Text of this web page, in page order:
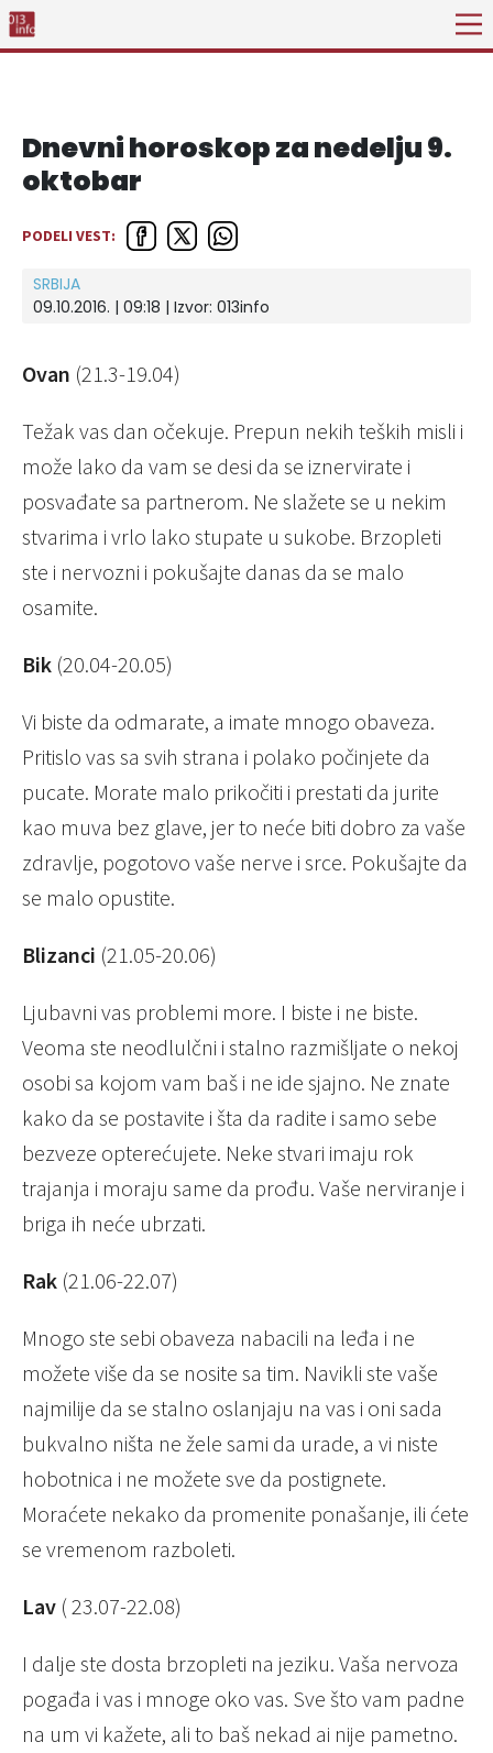
Dnevni horoskop za nedelju 9.
oktobar
PODELI VEST:
SRBIJA
09.10.2016. | 09:18 | Izvor: 013info
Ovan (21.3-19.04)
Težak vas dan očekuje. Prepun nekih teških misli i
može lako da vam se desi da se iznervirate i
posvađate sa partnerom. Ne slažete se u nekim
stvarima i vrlo lako stupate u sukobe. Brzopleti
ste i nervozni i pokušajte danas da se malo
osamite.
Bik (20.04-20.05)
Vi biste da odmarate, a imate mnogo obaveza.
Pritislo vas sa svih strana i polako počinjete da
pucate. Morate malo prikočiti i prestati da jurite
kao muva bez glave, jer to neće biti dobro za vaše
zdravlje, pogotovo vaše nerve i srce. Pokušajte da
se malo opustite.
Blizanci (21.05-20.06)
Ljubavni vas problemi more. I biste i ne biste.
Veoma ste neodlulčni i stalno razmišljate o nekoj
osobi sa kojom vam baš i ne ide sjajno. Ne znate
kako da se postavite i šta da radite i samo sebe
bezveze opterećujete. Neke stvari imaju rok
trajanja i moraju same da prođu. Vaše nerviranje i
briga ih neće ubrzati.
Rak (21.06-22.07)
Mnogo ste sebi obaveza nabacili na leđa i ne
možete više da se nosite sa tim. Navikli ste vaše
najmilije da se stalno oslanjaju na vas i oni sada
bukvalno ništa ne žele sami da urade, a vi niste
hobotnica i ne možete sve da postignete.
Moraćete nekako da promenite ponašanje, ili ćete
se vremenom razboleti.
Lav ( 23.07-22.08)
I dalje ste dosta brzopleti na jeziku. Vaša nervoza
pogađa i vas i mnoge oko vas. Sve što vam padne
na um vi kažete, ali to baš nekad ai nije pametno.